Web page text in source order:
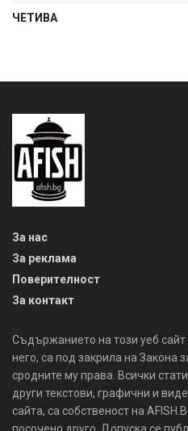
ЧЕТИВА
За нас
За реклама
Поверителност
За контакт
Съдържанието на този уеб сайт
него, са под закрила на Закона
сродните му права. Всички
други текстови, графични и
сайта, са собственост на
посочено друго. Допуска се